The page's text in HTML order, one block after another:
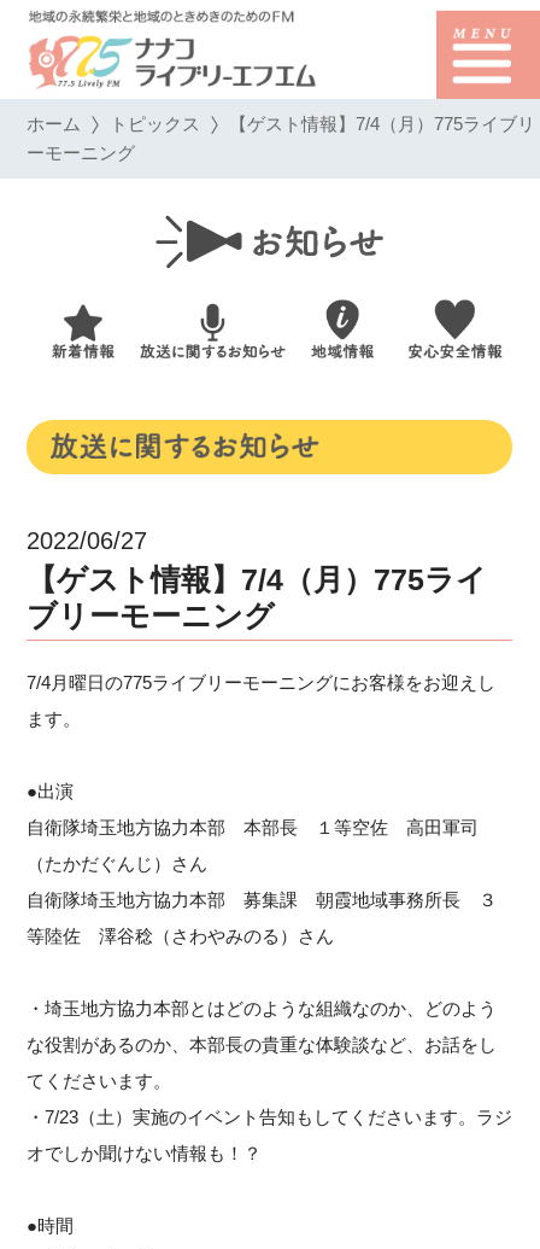
ホーム トピックス 【ゲスト情報】7/4（月）775ライブリ
ーモーニング
2022/06/27
【ゲスト情報】7/4（月）775ライ
ブリーモーニング
7/4月曜日の775ライブリーモーニングにお客様をお迎えし
ます。
●出演
自衛隊埼玉地方協力本部 本部長 １等空佐 高田軍司
（たかだぐんじ）さん
自衛隊埼玉地方協力本部 募集課 朝霞地域事務所長 ３
等陸佐 澤谷稔（さわやみのる）さん
・埼玉地方協力本部とはどのような組織なのか、どのよう
な役割があるのか、本部長の貴重な体験談など、お話をし
てくださいます。
・7/23（土）実施のイベント告知もしてくださいます。ラジ
オでしか聞けない情報も！？
●時間